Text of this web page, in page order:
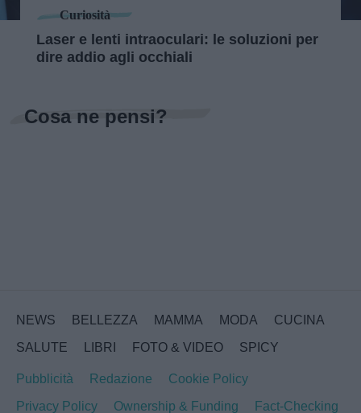
Curiosità
Laser e lenti intraoculari: le soluzioni per
dire addio agli occhiali
Cosa ne pensi?
NEWS BELLEZZA MAMMA MODA
CUCINA
SALUTE
LIBRI FOTO & VIDEO SPICY
Pubblicità Redazione
Cookie Policy
Privacy Policy
Ownership & Funding Fact-Checking